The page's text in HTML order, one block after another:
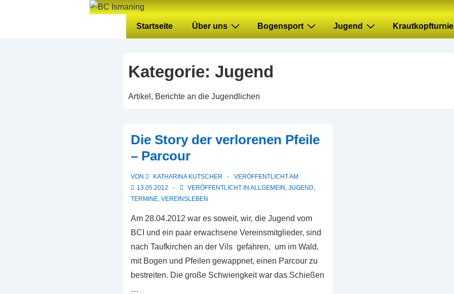
Hauptnavigation
Startseite Über uns Bogensport Jugend
Kategorie:Jugend
Artikel, Berichte an die Jugendlichen
Die Story der verlorenen Pfeile
– Parcour
VON KATHARINA KUTSCHER
VERÖFFENTLICHT AM
13.05.2012
VERÖFFENTLICHT INALLGEMEIN ,JUGEND,
TERMINE,VEREINSLEBEN
Am 28.04.2012 war es soweit, wir, die Jugend vom
BCI und ein paar erwachsene Vereinsmitglieder, sind
nach Taufkirchen an der Vils gefahren, um im Wald,
mit Bogen und Pfeilen gewappnet, einen Parcour zu
bestreiten. Die große Schwierigkeit war das Schießen
…